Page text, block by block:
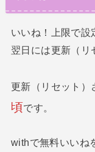
いいね！上限で設
翌日には更新（リ
更新（リセット）
頃です。
withで無料いいね